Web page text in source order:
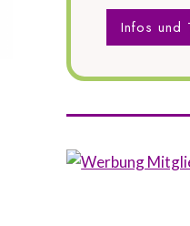
Infos und